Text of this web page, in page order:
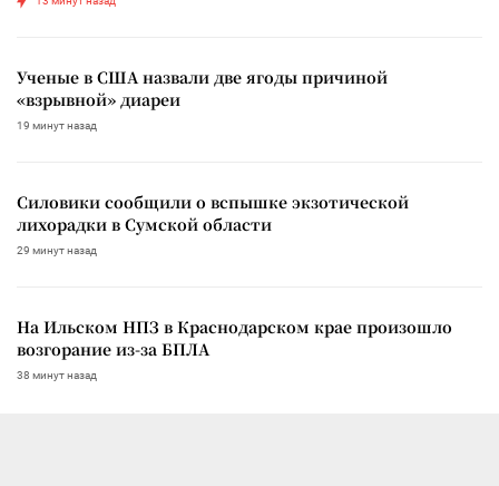
Ученые в США назвали две ягоды причиной
«взрывной» диареи
19 минут назад
Силовики сообщили о вспышке экзотической
лихорадки в Сумской области
29 минут назад
На Ильском НПЗ в Краснодарском крае произошло
возгорание из-за БПЛА
38 минут назад